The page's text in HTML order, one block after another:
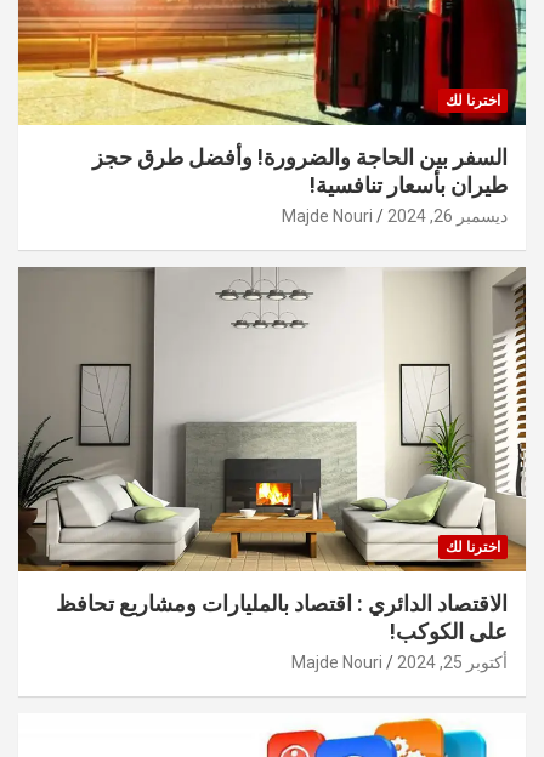
اخترنا لك
السفر بين الحاجة والضرورة! وأفضل طرق حجز
طيران بأسعار تنافسية!
ديسمبر 26, 2024 Majde Nouri
اخترنا لك
الاقتصاد الدائري : اقتصاد بالمليارات ومشاريع تحافظ
على الكوكب!
أكتوبر 25, 2024 Majde Nouri